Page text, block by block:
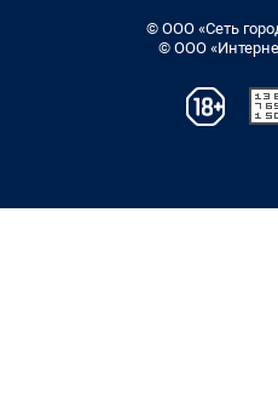
© ООО «Сеть
© ООО